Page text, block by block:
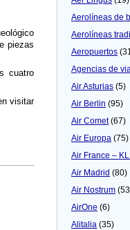
piezas
cuatro
visitar
Aerolíneas de
Aerolíneas
Aeropuertos
Agencias de
Air Asturias (5)
Air Berlin (95)
Air Comet(67)
Air Europa (75)
Air France –
Air Madrid (80)
Air Nostrum
AirOne (6)
Alitalia (35)